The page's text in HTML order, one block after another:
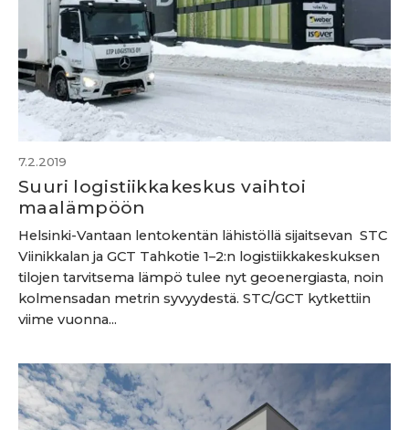
7.2.2019
Suuri logistiikkakeskus vaihtoi
maalämpöön
Helsinki-Vantaan lentokentän lähistöllä sijaitsevan STC
Viinikkalan ja GCT Tahkotie 1–2:n logistiikkakeskuksen
tilojen tarvitsema lämpö tulee nyt geoenergiasta, noin
kolmensadan metrin syvyydestä. STC/GCT kytkettiin
viime vuonna...